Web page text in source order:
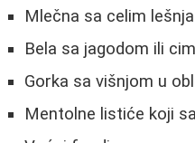
Mlečna sa celim
Bela sa jagodom ili
Gorka sa višnjom u
Mentolne listiće koji